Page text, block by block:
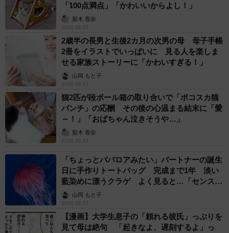
「100点満点」「かわいいからよし！」
梨木 香奈
2026.08.07
2歳半の長男と生後2カ月の次男の母 母子手帳
2冊をイラストでいっぱいに 見る人を楽しま
せる家族ストーリーに「かわいすぎる！」
山岡 もと子
2026.08.07
猫2匹が段ボール箱の取り合いで「ポコスカ猫
パンチ」の応酬 その後の心温まる結末に「愛
～！」「おばちゃん泣きそうや…」
梨木 香奈
2026.08.07
「ちょっとババロアみたい」パートナーの誕生
日に手作りトートバッグ 完成まで1年 淡い
藍染めに漂うクラゲ よく見ると…「センスす
ごい」山岡 もと子
2026.08.07
【漫画】大学生息子の「頼れる彼氏」っぷりを
見て母は絶句 「起きなよ、遅刻するよ」っ